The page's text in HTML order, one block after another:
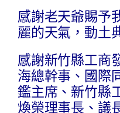
感謝老天爺賜予
麗的天氣，動土
感謝新竹縣工商
海總幹事、國際
鑑主席、新竹縣
煥榮理事長、議